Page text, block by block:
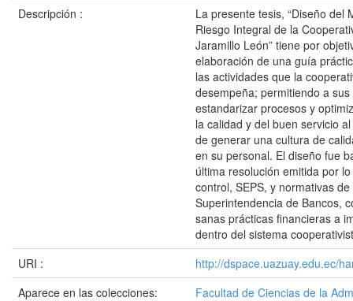
Descripción :
La presente tesis, “Diseño del
Riesgo Integral de la
Jaramillo León” tiene por
elaboración de una guía
las actividades que la
desempeña; permitiendo a
estandarizar procesos y
la calidad y del buen servicio
de generar una cultura de
en su personal. El diseño fue
última resolución emitida por
control, SEPS, y normativas de
Superintendencia de Bancos,
sanas prácticas financieras a
dentro del sistema
URI :
http://dspace.uazuay.edu.ec/
Aparece en las colecciones:
Facultad de Ciencias de la